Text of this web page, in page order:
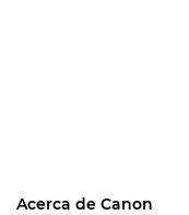
Acerca de Canon